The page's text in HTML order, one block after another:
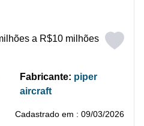
a R$10 milhões
Fabricante: piper
aircraft
Cadastrado em : 09/03/2026